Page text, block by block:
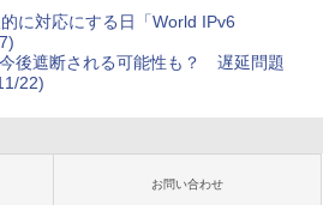
に対応にする日「World IPv6
後遮断される可能性も？ 遅延問題
22)
お問い合わせ